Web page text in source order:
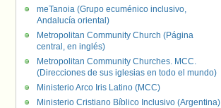
meTanoia (Grupo ecuménico inclusivo,
Andalucía oriental)
Metropolitan Community Church (Página
central, en inglés)
Metropolitan Community Churches. MCC.
(Direcciones de sus iglesias en todo el mundo)
Ministerio Arco Iris Latino (MCC)
Ministerio Cristiano Bíblico Inclusivo (Argentina)